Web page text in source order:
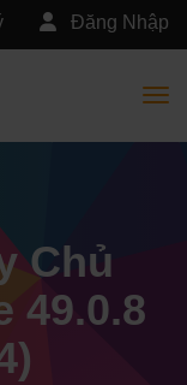
Đăng Nhập
Chủ
49.0.8